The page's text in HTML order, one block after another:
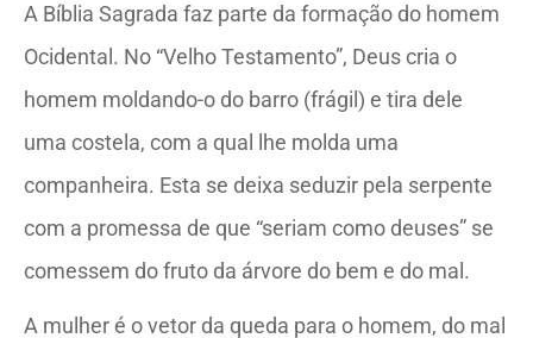
A Bíblia Sagrada faz parte da formação do homem
Ocidental. No “Velho Testamento”, Deus cria o
homem moldando-o do barro (frágil) e tira dele
uma costela, com a qual lhe molda uma
companheira. Esta se deixa seduzir pela serpente
com a promessa de que “seriam como deuses” se
comessem do fruto da árvore do bem e do mal.
A mulher é o vetor da queda para o homem, do mal